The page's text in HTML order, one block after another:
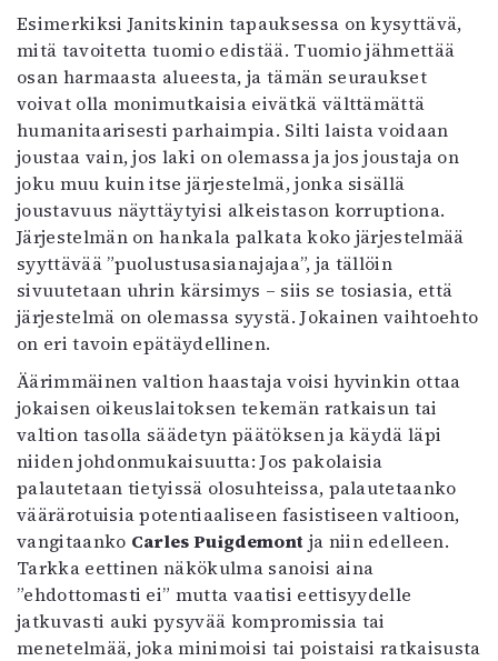
Esimerkiksi Janitskinin tapauksessa on kysyttävä,
mitä tavoitetta tuomio edistää. Tuomio jähmettää
osan harmaasta alueesta, ja tämän seuraukset
voivat olla monimutkaisia eivätkä välttämättä
humanitaarisesti parhaimpia. Silti laista voidaan
joustaa vain, jos laki on olemassa ja jos joustaja on
joku muu kuin itse järjestelmä, jonka sisällä
joustavuus näyttäytyisi alkeistason korruptiona.
Järjestelmän on hankala palkata koko järjestelmää
syyttävää ”puolustusasianajajaa”, ja tällöin
sivuutetaan uhrin kärsimys – siis se tosiasia, että
järjestelmä on olemassa syystä. Jokainen vaihtoehto
on eri tavoin epätäydellinen.
Äärimmäinen valtion haastaja voisi hyvinkin ottaa
jokaisen oikeuslaitoksen tekemän ratkaisun tai
valtion tasolla säädetyn päätöksen ja käydä läpi
niiden johdonmukaisuutta: Jos pakolaisia
palautetaan tietyissä olosuhteissa, palautetaanko
väärärotuisia potentiaaliseen fasistiseen valtioon,
vangitaanko Carles Puigdemont ja niin edelleen.
Tarkka eettinen näkökulma sanoisi aina
”ehdottomasti ei” mutta vaatisi eettisyydelle
jatkuvasti auki pysyvää kompromissia tai
menetelmää, joka minimoisi tai poistaisi ratkaisusta